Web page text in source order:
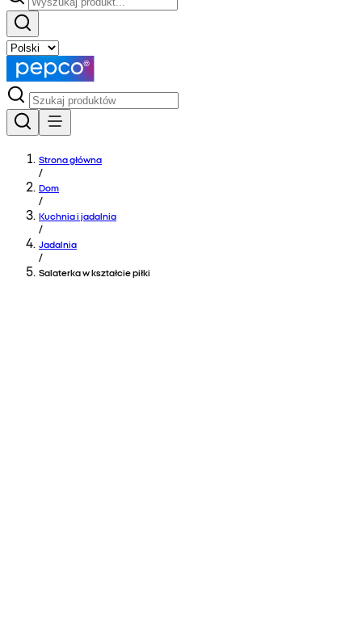
Strona główna
/
Dom
/
Kuchnia i jadalnia
/
Jadalnia
/
Salaterka w kształcie piłki